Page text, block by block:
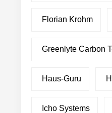
Florian Krohm
Greenlyte Carbon
Haus-Guru
Icho Systems